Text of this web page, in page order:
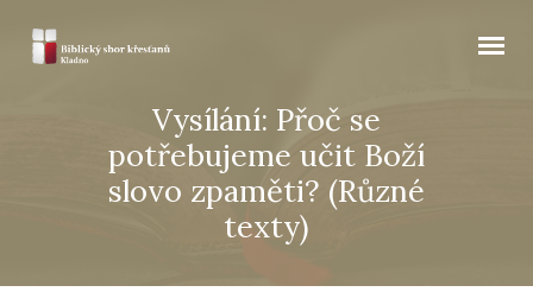
Vysílání: Přoč se
potřebujeme učit Boží
slovo zpaměti? (Různé
texty)